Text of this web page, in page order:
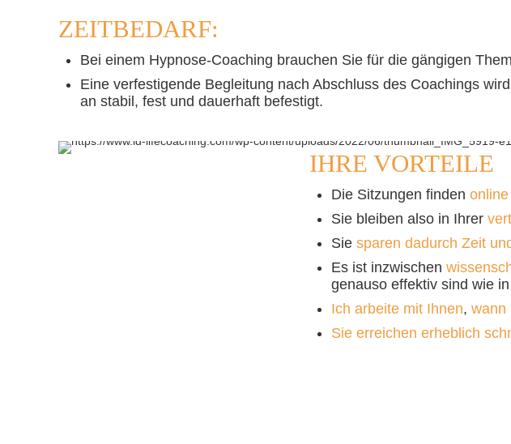
ZEITBEDARF:
Bei einem Hypnose-Coaching brauchen Sie für die gängigen
Eine verfestigende Begleitung nach Abschluss des Coachings
an stabil, fest und dauerhaft befestigt.
IHRE VORTEILE
Die Sitzungen finden online
Sie bleiben also in Ihrer
Sie sparen dadurch Zeit
Es ist inzwischen
genauso effektiv sind wie
Ich arbeite mit Ihnen, wann
Sie erreichen erheblich